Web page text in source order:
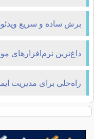
برش ساده و سریع
داغ‌ترین نرم‌افزارهای
راه‌حلی برای مدیریت